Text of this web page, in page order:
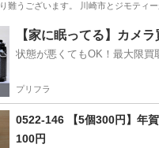
難うございます。 川崎市とジモテ
バッグ リユース
【家に眠ってる】カメ
状態が悪くてもOK！最大限買
プリフラ
0522-146 【5個300円】年
100円